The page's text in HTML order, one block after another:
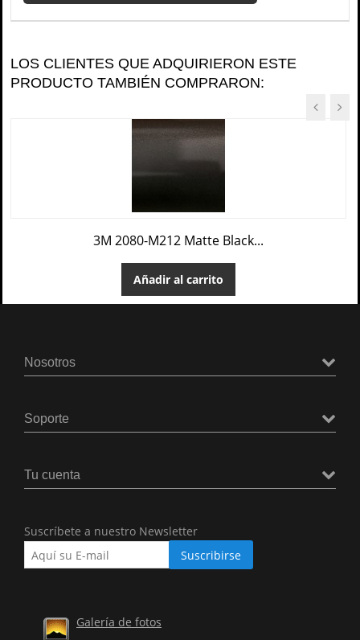
LOS CLIENTES QUE ADQUIRIERON ESTE
PRODUCTO TAMBIÉN COMPRARON:
3M 2080-M212 Matte Black...
Añadir al carrito
Nosotros
Soporte
Tu cuenta
Suscríbete a nuestro Newsletter
Galería de fotos